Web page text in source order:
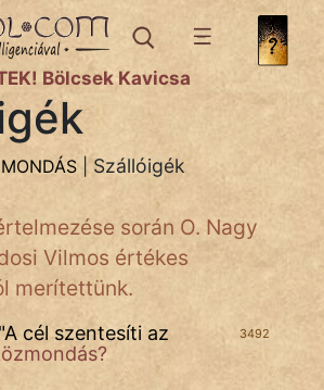
témák:
Bölcsek Kavicsa
Szállóigék
során O. Nagy
Vilmos értékes
merítettünk.
3492
"A cél szentesíti az